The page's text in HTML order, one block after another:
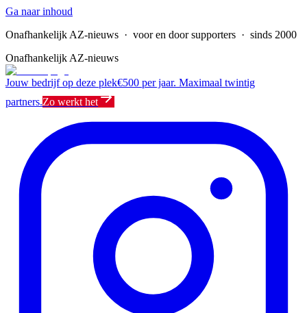
Ga naar inhoud
Onafhankelijk AZ-nieuws · voor en door supporters · sinds 2000
Onafhankelijk AZ-nieuws
Jouw bedrijf op deze plek€500 per jaar. Maximaal twintig
partners.Zo werkt het